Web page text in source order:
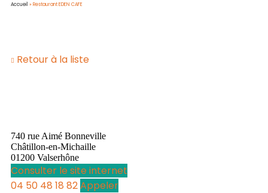
Accueil »Restaurant EDEN CAFE
Retour à la liste
740 rue Aimé Bonneville
Châtillon-en-Michaille
01200 Valserhône
Consulter le site internet
04 50 48 18 82Appeler